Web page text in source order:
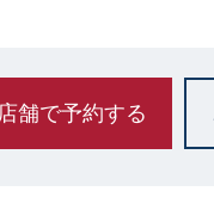
舗で予約する